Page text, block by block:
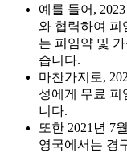
예를 들어,
와 협력하여 피
는 피임약 및
습니다.
마찬가지로,
성에게 무료 피
니다.
또한 2021년 7
영국에서는 경